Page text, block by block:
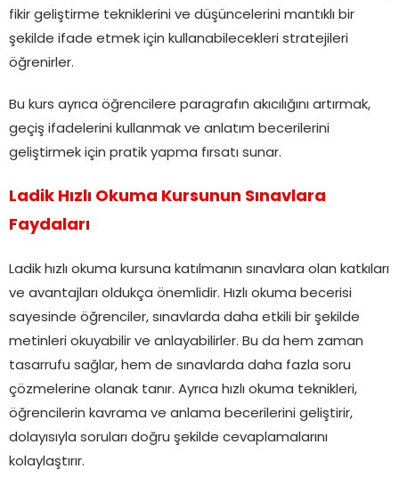
fikir geliştirme tekniklerini ve düşüncelerini mantıklı bir
şekilde ifade etmek için kullanabilecekleri stratejileri
öğrenirler.
Bu kurs ayrıca öğrencilere paragrafın akıcılığını artırmak,
geçiş ifadelerini kullanmak ve anlatım becerilerini
geliştirmek için pratik yapma fırsatı sunar.
Ladik Hızlı Okuma Kursunun Sınavlara
Faydaları
Ladik hızlı okuma kursuna katılmanın sınavlara olan katkıları
ve avantajları oldukça önemlidir. Hızlı okuma becerisi
sayesinde öğrenciler, sınavlarda daha etkili bir şekilde
metinleri okuyabilir ve anlayabilirler. Bu da hem zaman
tasarrufu sağlar, hem de sınavlarda daha fazla soru
çözmelerine olanak tanır. Ayrıca hızlı okuma teknikleri,
öğrencilerin kavrama ve anlama becerilerini geliştirir,
dolayısıyla soruları doğru şekilde cevaplamalarını
kolaylaştırır.